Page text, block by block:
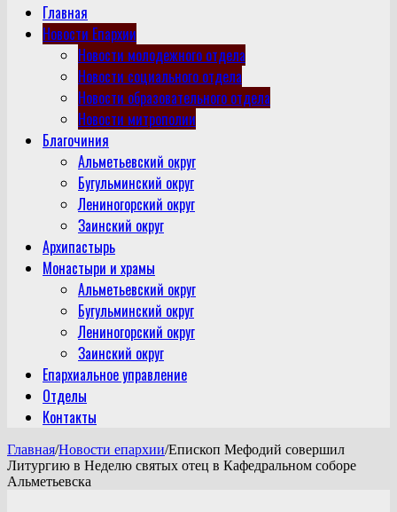
Главная
Новости Епархии
Новости молодежного отдела
Новости социального отдела
Новости образовательного отдела
Новости митрополии
Благочиния
Альметьевский округ
Бугульминский округ
Лениногорский округ
Заинский округ
Архипастырь
Монастыри и храмы
Альметьевский округ
Бугульминский округ
Лениногорский округ
Заинский округ
Епархиальное управление
Отделы
Контакты
Главная/Новости епархии/Епископ Мефодий совершил
Литургию в Неделю святых отец в Кафедральном соборе
Альметьевска